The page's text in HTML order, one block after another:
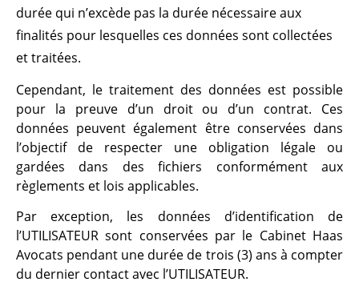
durée qui n’excède pas la durée nécessaire aux
finalités pour lesquelles ces données sont collectées
et traitées.
Cependant, le traitement des données est possible
pour la preuve d’un droit ou d’un contrat. Ces
données peuvent également être conservées dans
l’objectif de respecter une obligation légale ou
gardées dans des fichiers conformément aux
règlements et lois applicables.
Par exception, les données d’identification de
l’UTILISATEUR sont conservées par le Cabinet Haas
Avocats pendant une durée de trois (3) ans à compter
du dernier contact avec l’UTILISATEUR.